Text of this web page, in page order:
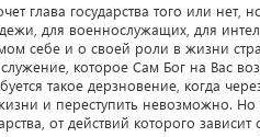
глава государства того или нет,
для военнослужащих, для
себе и о своей роли в жизни
которое Сам Бог на Вас
такое дерзновение, когда
и переступить невозможно. Но
от действий которого зависит